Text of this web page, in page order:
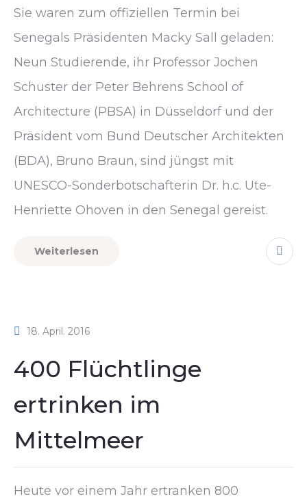
Sie waren zum offiziellen Termin bei
Senegals Präsidenten Macky Sall geladen:
Neun Studierende, ihr Professor Jochen
Schuster der Peter Behrens School of
Architecture (PBSA) in Düsseldorf und der
Präsident vom Bund Deutscher Architekten
(BDA), Bruno Braun, sind jüngst mit
UNESCO-Sonderbotschafterin Dr. h.c. Ute-
Henriette Ohoven in den Senegal gereist.
Weiterlesen
18. April. 2016
400 Flüchtlinge
ertrinken im
Mittelmeer
Heute vor einem Jahr ertranken 800